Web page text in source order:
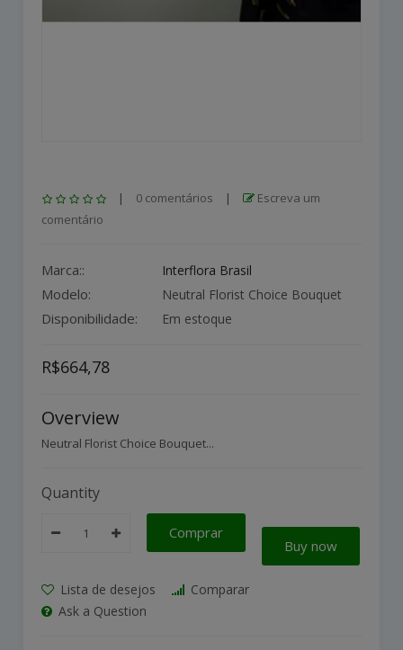
| 0 comentários |
Escreva um
comentário
Marca:: Interflora Brasil
Modelo: Neutral Florist Choice Bouquet
Disponibilidade: Em estoque
R$664,78
Overview
Neutral Florist Choice Bouquet...
Quantity
Comprar
Buy now
Lista de desejos
Comparar
Ask a Question